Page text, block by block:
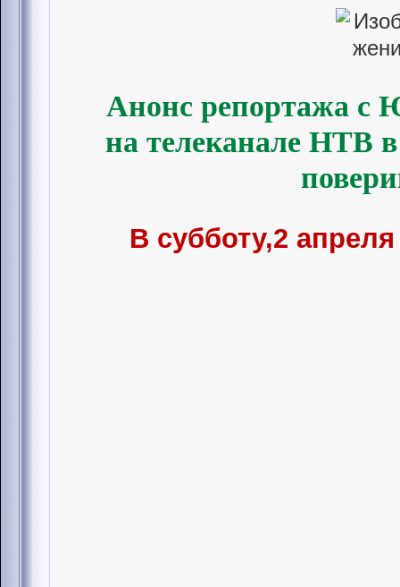
Анонс репортажа
на телеканале НТВ
В субботу,2